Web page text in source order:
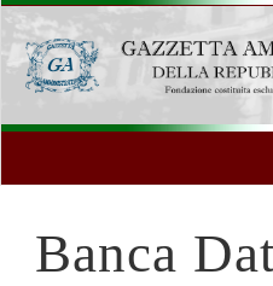
Banca